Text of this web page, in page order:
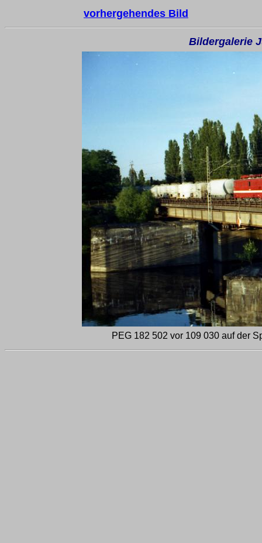
vorhergehendes Bild
Bildergalerie
PEG 182 502 vor 109 030 auf der